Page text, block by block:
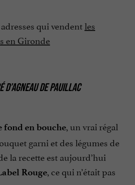
qui vendentles
en Gironde
D’AGNEAU DE PAUILLAC
fond en bouche , un vrai régal
garni et des légumes de
la recette est aujourd’hui
Rouge , ce qui n’était pas